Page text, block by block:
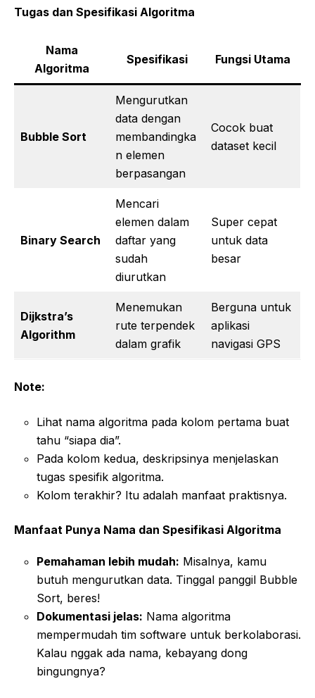
Tugas dan Spesifikasi Algoritma
Nama
Algoritma
Spesifikasi Fungsi Utama
Bubble Sort
Mengurutkan
data dengan
membandingka
n elemen
berpasangan
Cocok buat
dataset kecil
Binary Search
Mencari
elemen dalam
daftar yang
sudah
diurutkan
Super cepat
untuk data
besar
Dijkstra’s
Algorithm
Menemukan
rute terpendek
dalam grafik
Berguna untuk
aplikasi
navigasi GPS
Note:
Lihat nama algoritma pada kolom pertama buat
tahu “siapa dia”.
Pada kolom kedua, deskripsinya menjelaskan
tugas spesifik algoritma.
Kolom terakhir? Itu adalah manfaat praktisnya.
Manfaat Punya Nama dan Spesifikasi Algoritma
Pemahaman lebih mudah: Misalnya, kamu
butuh mengurutkan data. Tinggal panggil Bubble
Sort, beres!
Dokumentasi jelas: Nama algoritma
mempermudah tim software untuk berkolaborasi.
Kalau nggak ada nama, kebayang dong
bingungnya?